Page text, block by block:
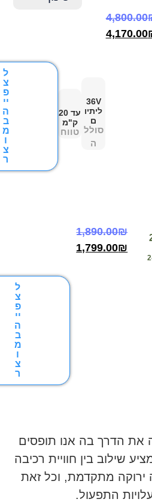
4,800.00
4,170.00
36V
ליתיו
ם
סולל
ה
עד 20
ק"מ
טווח
ל
צ
פ
יי
ה
ב
מ
ו
צ
ר
1,890.00₪
1,799.00₪
ל
צ
פ
יי
ה
ב
מ
ו
צ
ר
את הדרך בה אנו תופסים
שילוב בין חוויית רכיבה
ירוקה מתקדמת, וכל זאת
התפעול.